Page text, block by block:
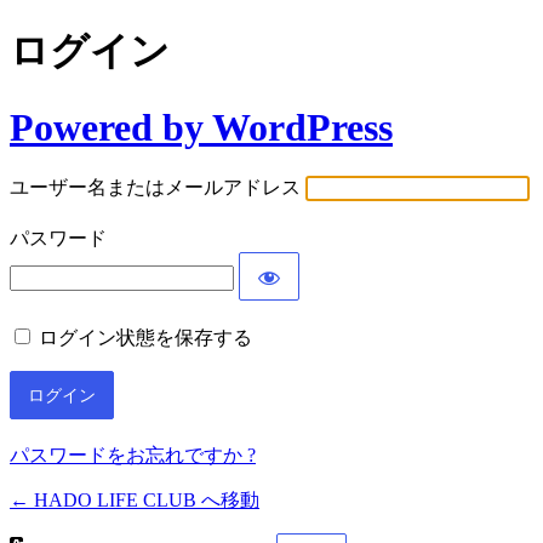
ログイン
Powered by WordPress
ユーザー名またはメールアドレス
パスワード
ログイン状態を保存する
パスワードをお忘れですか ?
← HADO LIFE CLUB へ移動